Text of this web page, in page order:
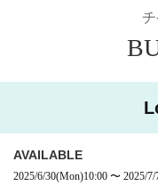
July 28, 2025
*Depending on the
e after Monday,
pplication period.
※不良品以外の返品交換はお
る費用（交通費・宿泊費な
ねます。
AVAILABLE
2025/6/30(Mon)10:00 〜 2025/7/